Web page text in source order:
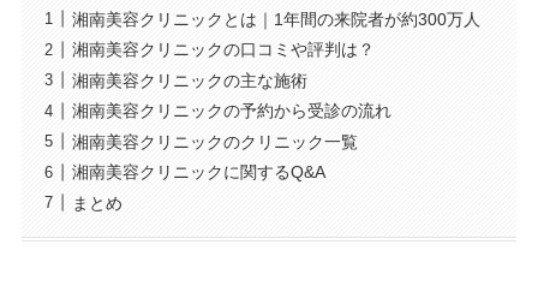
湘南美容クリニックとは｜1年間の来院者が約300万人
湘南美容クリニックの口コミや評判は？
湘南美容クリニックの主な施術
湘南美容クリニックの予約から受診の流れ
湘南美容クリニックのクリニック一覧
湘南美容クリニックに関するQ&A
まとめ